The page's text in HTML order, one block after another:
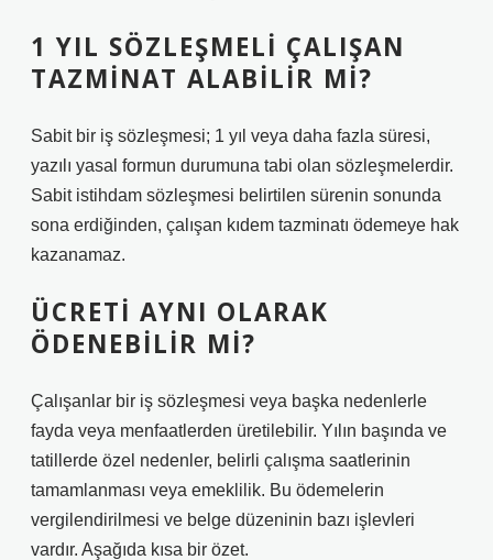
1 YIL SÖZLEŞMELI ÇALIŞAN
TAZMINAT ALABILIR MI?
Sabit bir iş sözleşmesi; 1 yıl veya daha fazla süresi,
yazılı yasal formun durumuna tabi olan sözleşmelerdir.
Sabit istihdam sözleşmesi belirtilen sürenin sonunda
sona erdiğinden, çalışan kıdem tazminatı ödemeye hak
kazanamaz.
ÜCRETI AYNI OLARAK
ÖDENEBILIR MI?
Çalışanlar bir iş sözleşmesi veya başka nedenlerle
fayda veya menfaatlerden üretilebilir. Yılın başında ve
tatillerde özel nedenler, belirli çalışma saatlerinin
tamamlanması veya emeklilik. Bu ödemelerin
vergilendirilmesi ve belge düzeninin bazı işlevleri
vardır. Aşağıda kısa bir özet.